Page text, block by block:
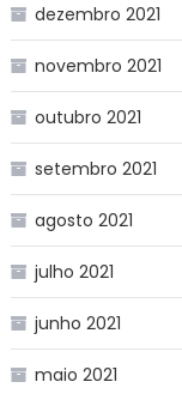
dezembro 2021
novembro 2021
outubro 2021
setembro 2021
agosto 2021
julho 2021
junho 2021
maio 2021